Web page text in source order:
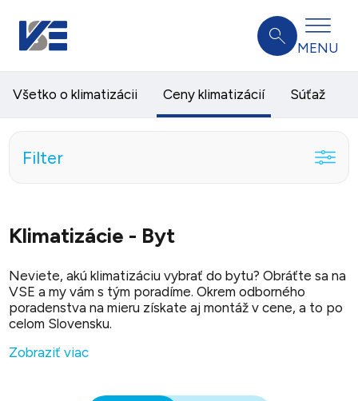
MENU
Všetko o klimatizácii Ceny klimatizácií Súťaž
Filter
Klimatizácie - Byt
Neviete, akú klimatizáciu vybrať do bytu? Obráťte sa na
VSE a my vám s tým poradíme. Okrem odborného
poradenstva na mieru získate aj montáž v cene, a to po
celom Slovensku.
Zobraziť viac